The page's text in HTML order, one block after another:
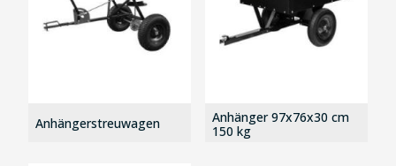
Anhängerstreuwagen
Anhänger 97x76x30 cm
150 kg